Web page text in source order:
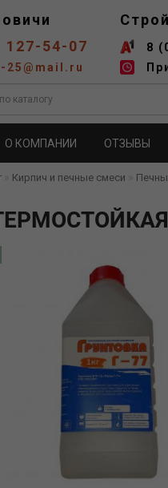
127-54-07
25@mail.ru
8
О КОМПАНИИ ОТЗЫВЫ
Кирпич и печные смеси